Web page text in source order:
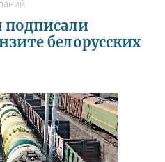
подписали
белорусских